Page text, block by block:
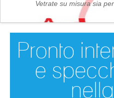
Vetrate su misura sia
Pronto
e